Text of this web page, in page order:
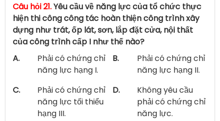
Câu hỏi 21.Yêu cầu về năng lực của tổ chức thực
hiện thi công công tác hoàn thiện công trình xây
dựng như trát, ốp lát, sơn, lắp đặt cửa, nội thất
của công trình cấp I như thế nào?
A.
Phải có chứng chỉ
năng lực hạng I.
B.
Phải có chứng chỉ
năng lực hạng II.
C.
Phải có chứng chỉ
năng lực tối thiểu
hạng III.
D.
Không yêu cầu
phải có chứng chỉ
năng lực.